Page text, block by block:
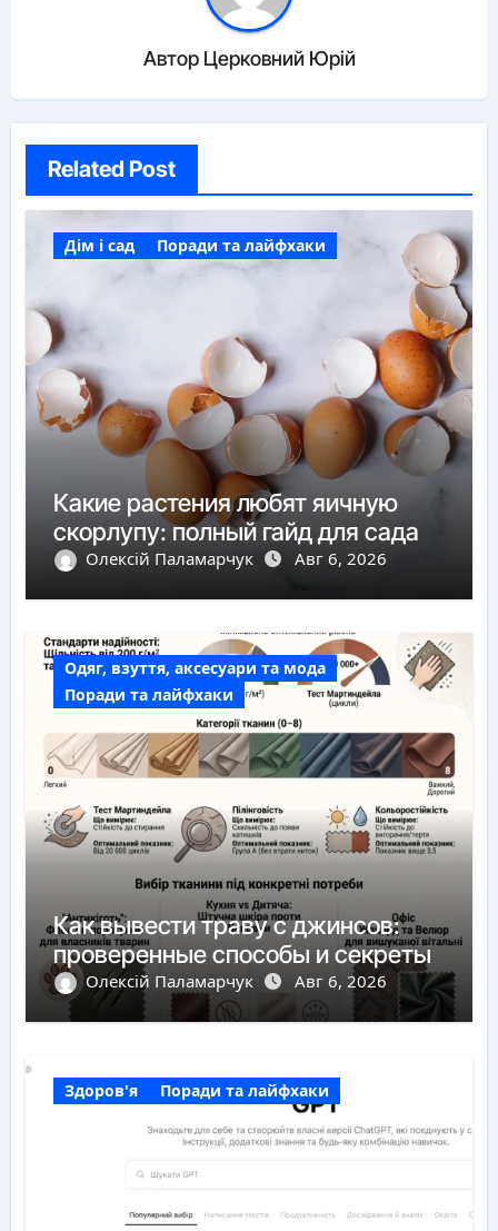
Автор Церковний Юрій
Related Post
Дім і сад Поради та лайфхаки
Какие растения любят яичную
скорлупу: полный гайд для сада
Олексій Паламарчук Авг 6, 2026
Одяг, взуття, аксесуари та мода
Поради та лайфхаки
Как вывести траву с джинсов:
проверенные способы и секреты
Олексій Паламарчук Авг 6, 2026
Здоров'я Поради та лайфхаки